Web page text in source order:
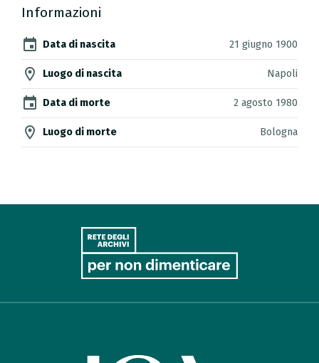
Informazioni
event Data di nascita 21 giugno 1900
location_on Luogo di nascita Napoli
event Data di morte 2 agosto 1980
location_on Luogo di morte Bologna